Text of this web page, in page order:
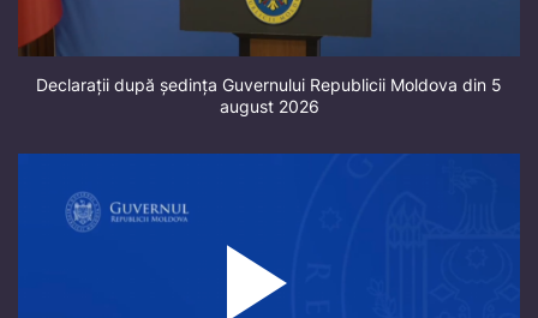
Declarații după ședința Guvernului Republicii Moldova din 5
august 2026